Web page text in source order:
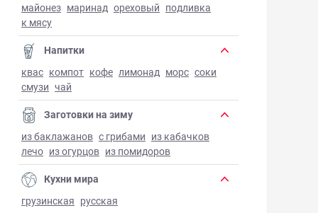
майонез маринад ореховый подливка
к мясу
Напитки
квас компот кофе лимонад морс соки
смузи чай
Заготовки на зиму
из баклажанов с грибами из кабачков
лечо из огурцов из помидоров
Кухни мира
грузинская русская